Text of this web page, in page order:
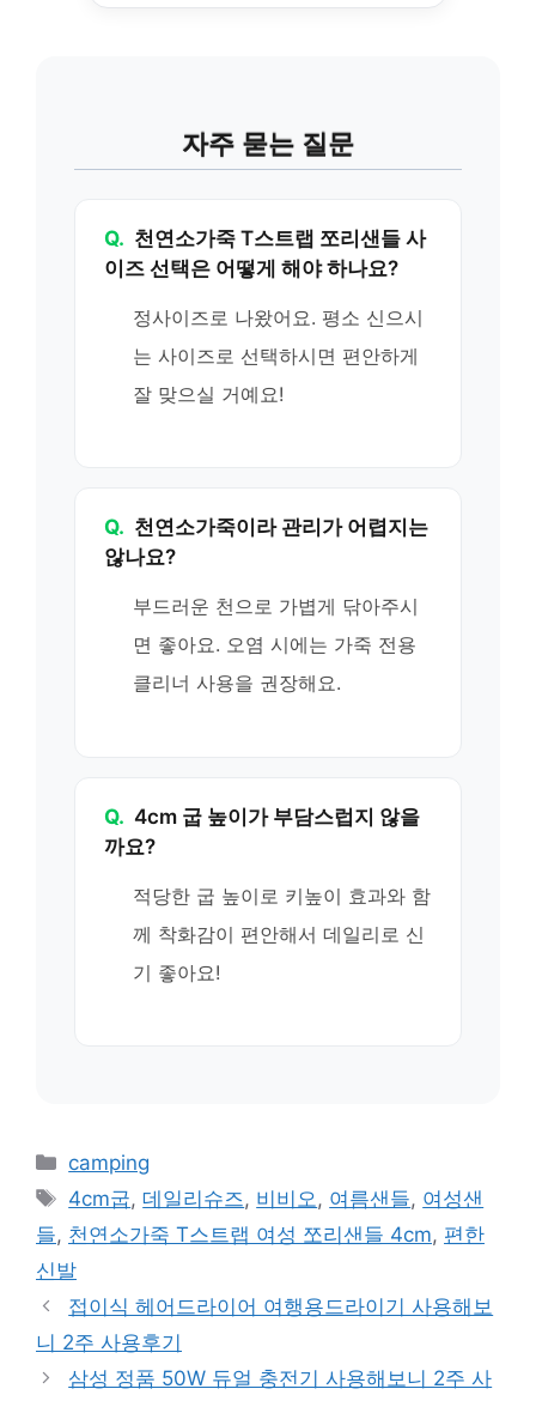
자주 묻는 질문
Q. 천연소가죽 T스트랩 쪼리샌들 사
이즈 선택은 어떻게 해야 하나요?
정사이즈로 나왔어요. 평소 신으시
는 사이즈로 선택하시면 편안하게
잘 맞으실 거예요!
Q. 천연소가죽이라 관리가 어렵지는
않나요?
부드러운 천으로 가볍게 닦아주시
면 좋아요. 오염 시에는 가죽 전용
클리너 사용을 권장해요.
Q. 4cm 굽 높이가 부담스럽지 않을
까요?
적당한 굽 높이로 키높이 효과와 함
께 착화감이 편안해서 데일리로 신
기 좋아요!
카
테
리
camping
태
그
4cm굽,데일리슈즈, 비비오, 여름샌들, 여성샌
들, 천연소가죽 T스트랩 여성 쪼리샌들 4cm, 편한
신발
접이식 헤어드라이어 여행용드라이기 사용해보
니 2주 사용후기
삼성 정품 50W 듀얼 충전기 사용해보니 2주 사